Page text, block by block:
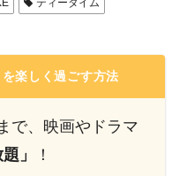
ティータイム
楽しく過ごす方法
で、映画やドラマ
」 ！